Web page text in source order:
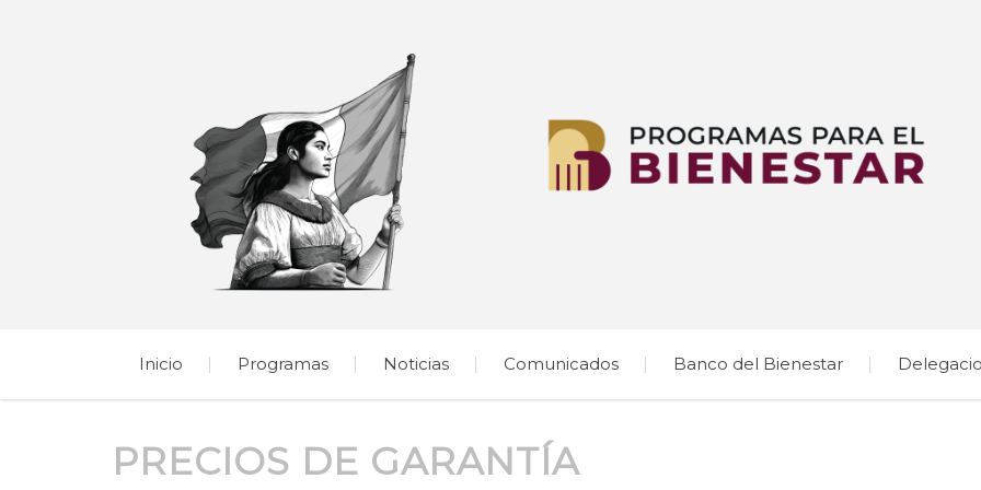
Inicio Programas Noticias Comunicados Banco del Bienestar
PRECIOS DE GARANTÍA